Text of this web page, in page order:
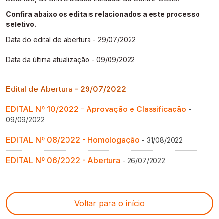
Confira abaixo os editais relacionados a este processo
seletivo.
Data do edital de abertura - 29/07/2022
Data da última atualização - 09/09/2022
Edital de Abertura - 29/07/2022
EDITAL Nº 10/2022 - Aprovação e Classificação -
09/09/2022
EDITAL Nº 08/2022 - Homologação - 31/08/2022
EDITAL Nº 06/2022 - Abertura - 26/07/2022
Voltar para o início
Gestão de Ambientes Promotores de Inovação
[GAPI]
Especialização em Gestão de Ambientes de
Gestão de Ambientes Promotores de Inovação
[GAPI]
Especialização em Gestão de Ambientes de
Gestão de Ambientes Promotores de Inovação
[GAPI]
Especialização em Gestão de Ambientes de
Gestão de Ambientes Promotores de Inovação
[GAPI]
Especialização em Gestão de Ambientes de
Gestão de Ambientes Promotores de Inovação
[GAPI]
Especialização em Gestão de Ambientes de